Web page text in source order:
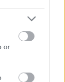
or
čim se
uši